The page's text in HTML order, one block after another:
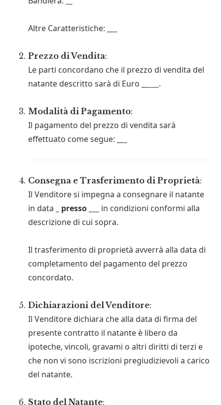
Altre Caratteristiche: _
Prezzo di Vendita:
Le parti concordano che il prezzo di vendita del
natante descritto sarà di Euro _
.
Modalità di Pagamento:
Il pagamento del prezzo di vendita sarà
effettuato come segue: _
Consegna e Trasferimento di Proprietà:
Il Venditore si impegna a consegnare il natante
in data
_ presso ___
in condizioni conformi alla
descrizione di cui sopra.
Il trasferimento di proprietà avverrà alla data di
completamento del pagamento del prezzo
concordato.
Dichiarazioni del Venditore:
Il Venditore dichiara che alla data di firma del
presente contratto il natante è libero da
ipoteche, vincoli, gravami o altri diritti di terzi e
che non vi sono iscrizioni pregiudizievoli a carico
del natante.
Stato del Natante: